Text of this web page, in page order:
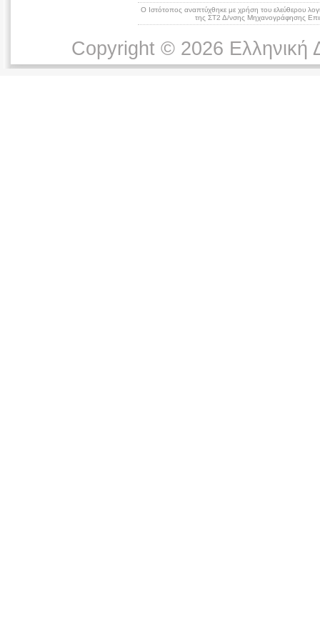
Ο Ιστότοπος αναπτύχθηκε με χρήση του ελεύθερου
της ΣΤ2 Δ/νσης Μηχανογράφησης
Copyright © 2026